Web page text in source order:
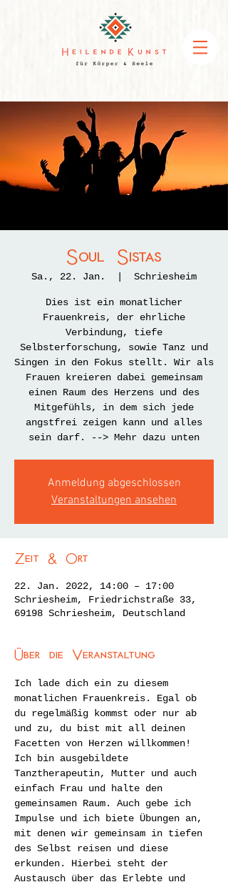
Soul Sistas
Sa., 22. Jan. Schriesheim
Dies ist ein monatlicher
Frauenkreis, der ehrliche
Verbindung, tiefe
Selbsterforschung, sowie Tanz und
Singen in den Fokus stellt. Wir als
Frauen kreieren dabei gemeinsam
einen Raum des Herzens und des
Mitgefühls, in dem sich jede
angstfrei zeigen kann und alles
sein darf. --> Mehr dazu unten
Anmeldung abgeschlossen
Veranstaltungen ansehen
Zeit & Ort
22. Jan. 2022, 14:00 – 17:00
Schriesheim, Friedrichstraße 33,
69198 Schriesheim, Deutschland
Über die Veranstaltung
Ich lade dich ein zu diesem
monatlichen Frauenkreis. Egal ob
du regelmäßig kommst oder nur ab
und zu, du bist mit all deinen
Facetten von Herzen willkommen!
Ich bin ausgebildete
Tanztherapeutin, Mutter und auch
einfach Frau und halte den
gemeinsamen Raum. Auch gebe ich
Impulse und ich biete Übungen an,
mit denen wir gemeinsam in tiefen
des Selbst reisen und diese
erkunden. Hierbei steht der
Austausch über das Erlebte und